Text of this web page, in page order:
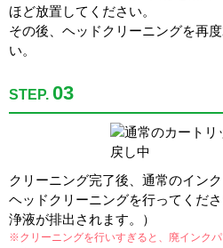
ほど放置してください。
その後、ヘッドクリーニングを再
い。
STEP. 03
クリーニング完了後、通常のイン
ヘッドクリーニングを行ってくだ
浄液が排出されます。）
※クリーニングを行いすぎると、廃インク